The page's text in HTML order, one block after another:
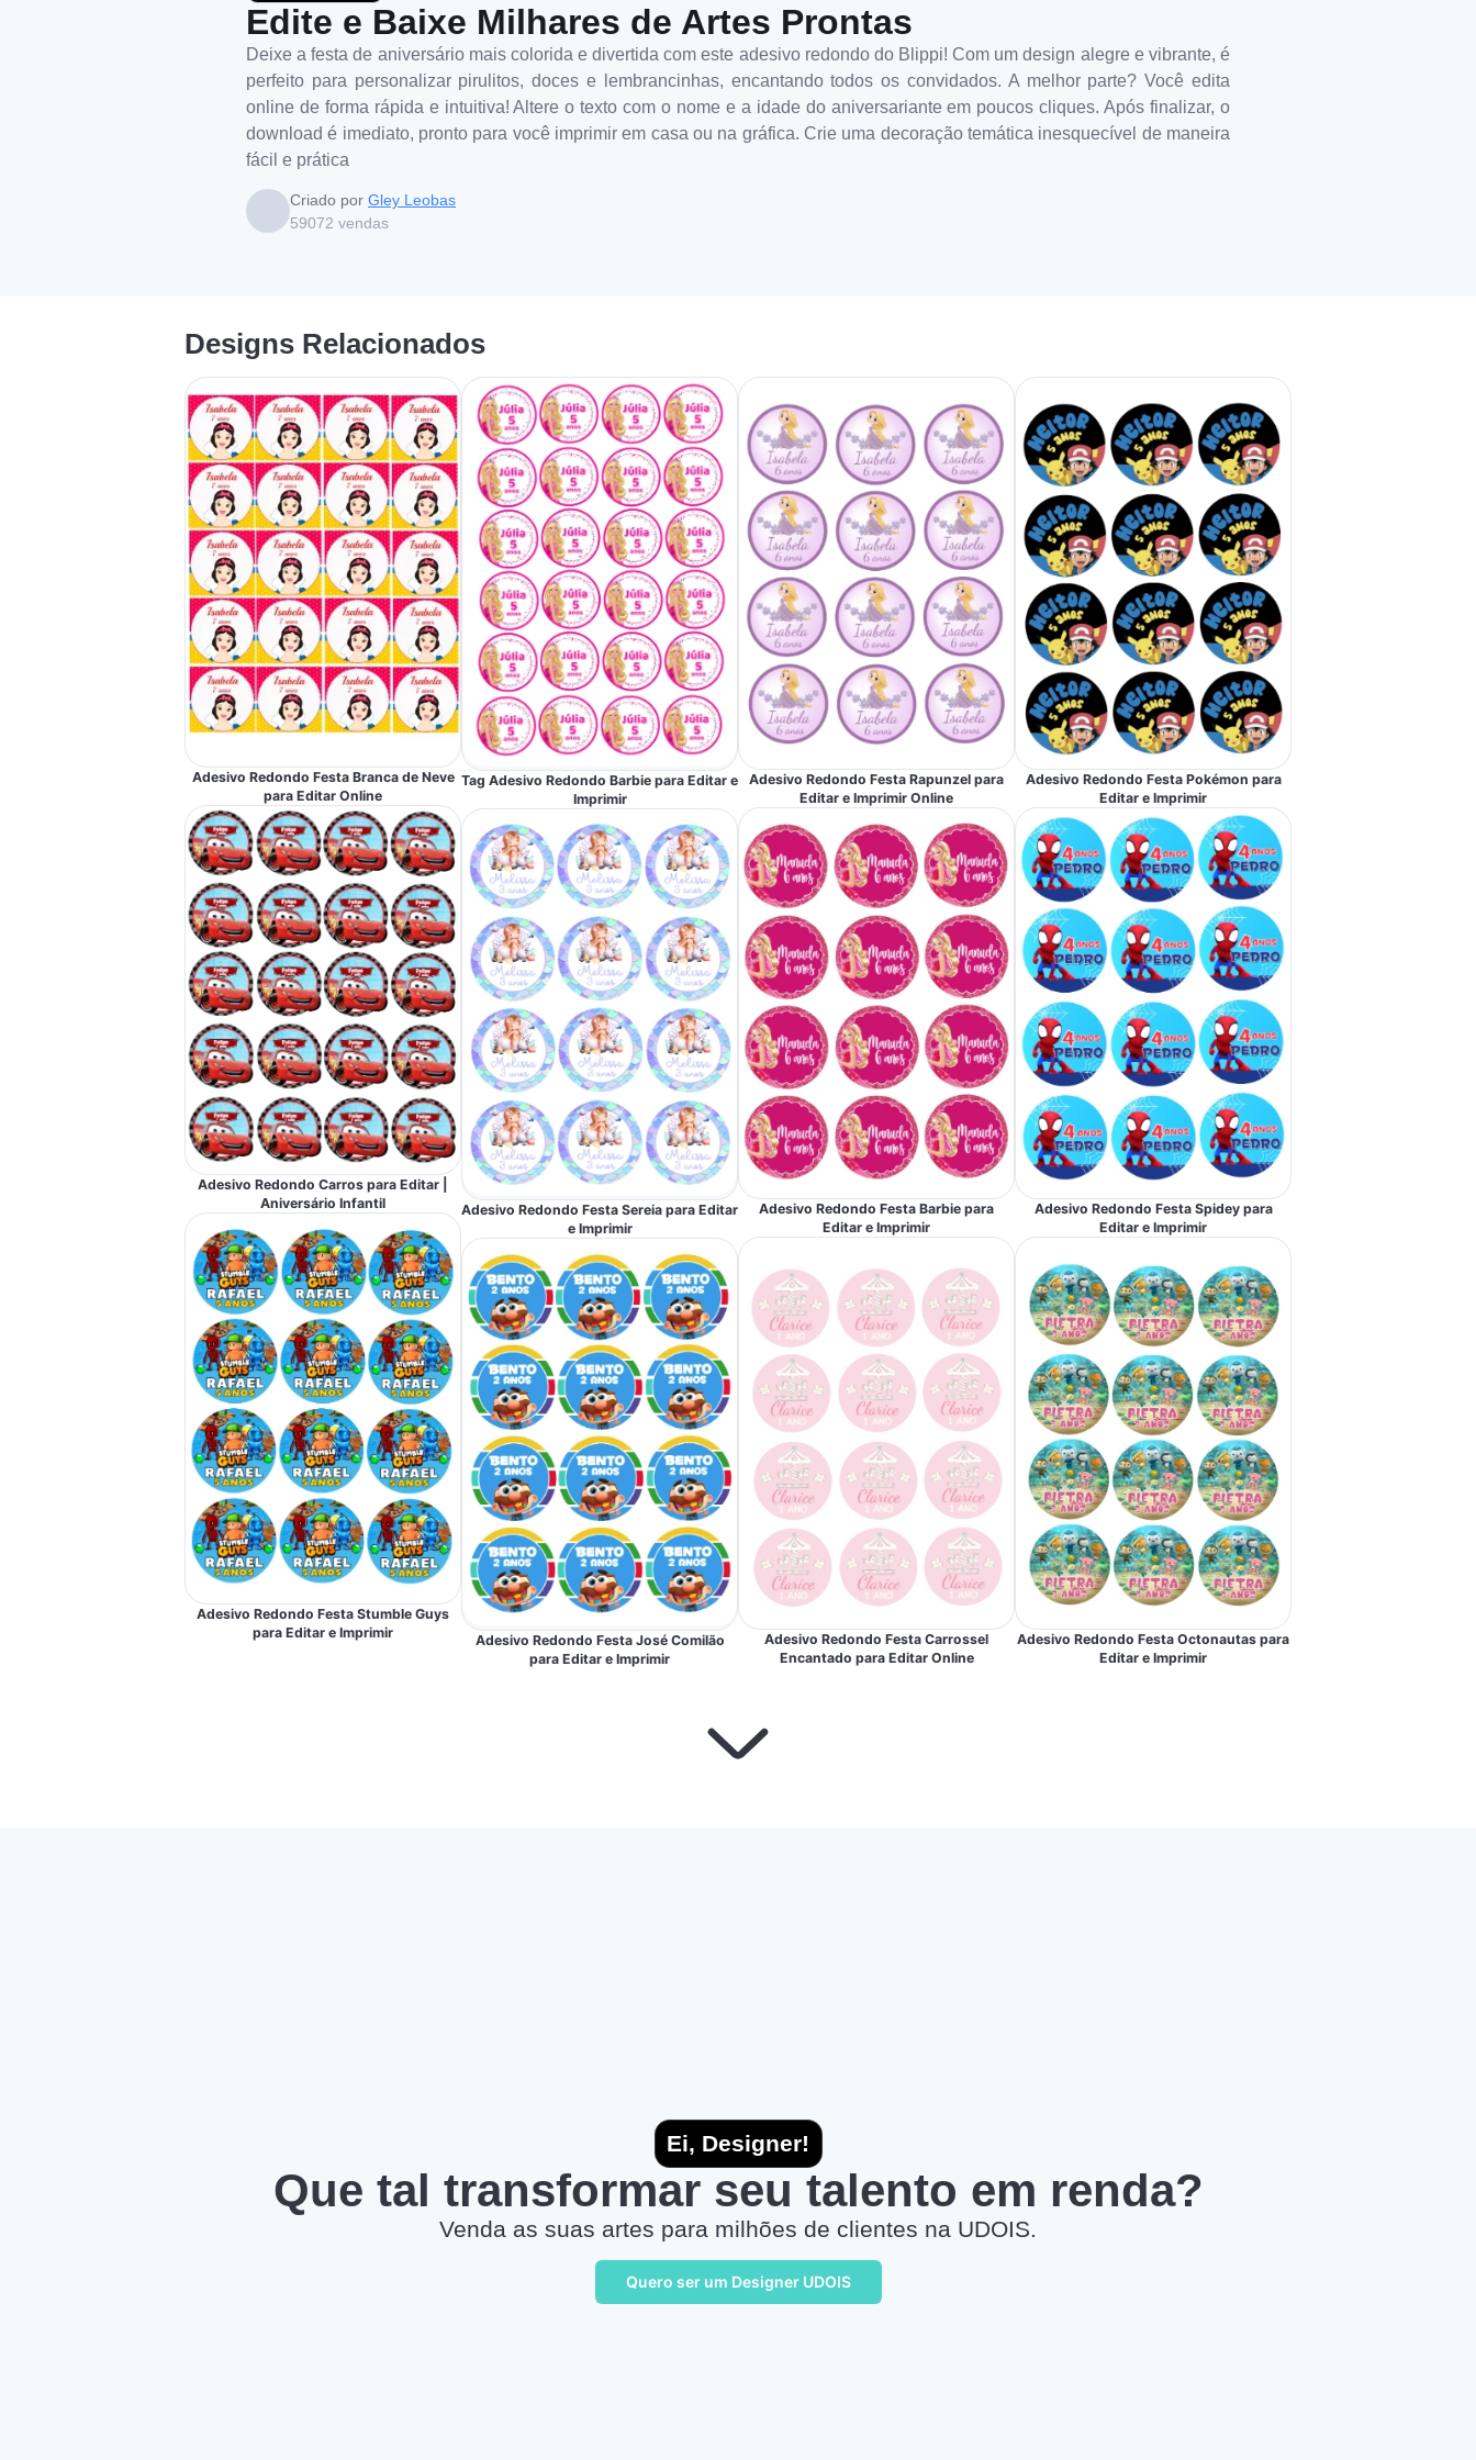
Edite e Baixe Milhares de Artes Prontas
Deixe a festa de aniversário mais colorida e divertida com este adesivo redondo do Blippi! Com um design alegre e vibrante, é
perfeito para personalizar pirulitos, doces e lembrancinhas, encantando todos os convidados. A melhor parte? Você edita
online de forma rápida e intuitiva! Altere o texto com o nome e a idade do aniversariante em poucos cliques. Após finalizar, o
download é imediato, pronto para você imprimir em casa ou na gráfica. Crie uma decoração temática inesquecível de maneira
fácil e prática
Criado por Gley Leobas
59072 vendas
Designs Relacionados
Adesivo Redondo Festa Branca de Neve
para Editar Online
Adesivo Redondo Carros para Editar |
Aniversário Infantil
Adesivo Redondo Festa Stumble Guys
para Editar e Imprimir
Tag Adesivo Redondo Barbie para Editar e
Imprimir
Adesivo Redondo Festa Sereia para Editar
e Imprimir
Adesivo Redondo Festa José Comilão
para Editar e Imprimir
Adesivo Redondo Festa Rapunzel para
Editar e Imprimir Online
Adesivo Redondo Festa Barbie para
Editar e Imprimir
Adesivo Redondo Festa Carrossel
Encantado para Editar Online
Adesivo Redondo Festa Pokémon para
Editar e Imprimir
Adesivo Redondo Festa Spidey para
Editar e Imprimir
Adesivo Redondo Festa Octonautas para
Editar e Imprimir
Ei, Designer!
Que tal transformar seu talento em renda?
Venda as suas artes para milhões de clientes na UDOIS.
Quero ser um Designer UDOIS